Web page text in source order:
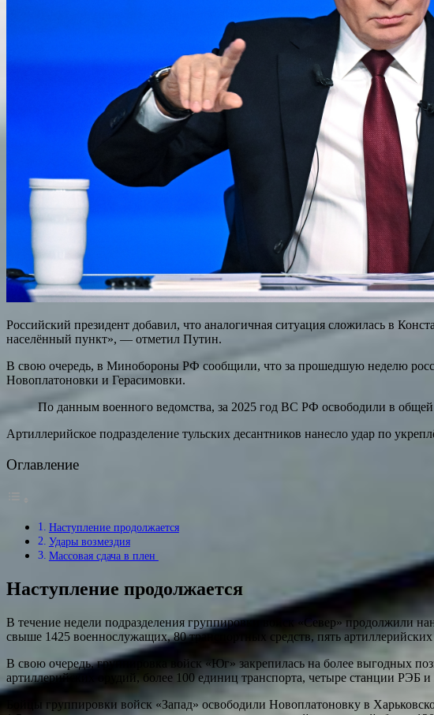
Российский президент добавил, что аналогичная ситуация сложилась в
населённый пункт», — отметил Путин.
В свою очередь, в Минобороны РФ сообщили, что за прошедшую неделю
Новоплатоновки и Герасимовки.
По данным военного ведомства, за 2025 год ВС РФ освободили в
Артиллерийское подразделение тульских десантников нанесло удар по
Оглавление
Наступление продолжается
Удары возмездия
Массовая сдача в плен
Наступление продолжается
В течение недели подразделения группировки войск «Север» продолжили
свыше 1425 военнослужащих, 80 транспортных средств, пять
В свою очередь, группировка войск «Юг» закрепилась на более выгодных
артиллерийских орудий, более 100 единиц транспорта, четыре станции РЭБ
Бойцы группировки войск «Запад» освободили Новоплатоновку в